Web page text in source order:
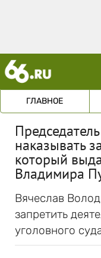
ГЛАВНОЕ
наказывать
который
Владимира
Вячеслав
запретить
уголовного